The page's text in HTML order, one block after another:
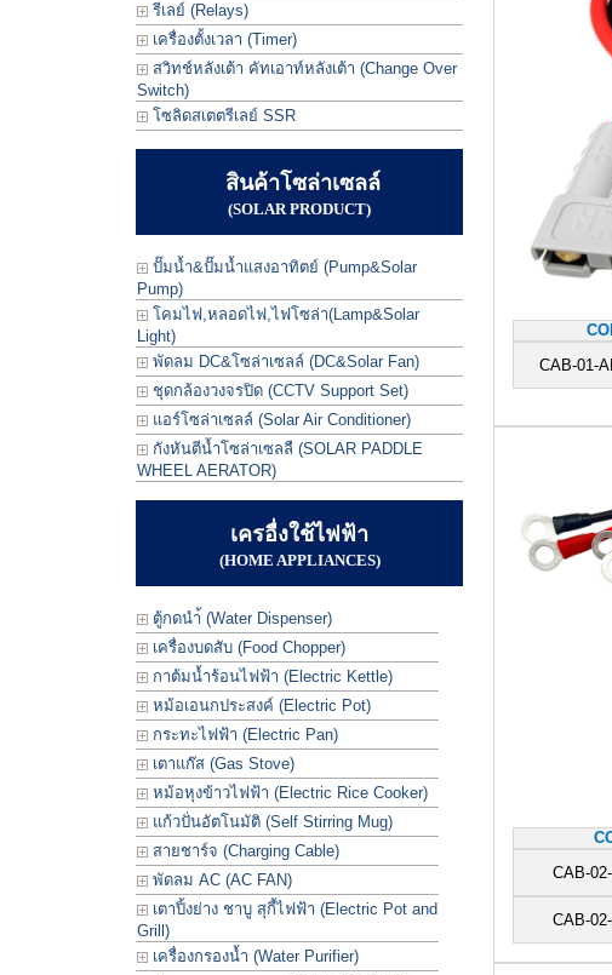
รีเลย์ (Relays)
เครื่องตั้งเวลา (Timer)
สวิทช์หลังเต้า คัทเอาท์หลังเต้า (Change Over
Switch)
โซลิดสเตตรีเลย์ SSR
สินค้าโซล่าเซลล์
(SOLAR PRODUCT)
ปั๊มน้ำ&ปั๊มน้ำแสงอาทิตย์ (Pump&Solar
Pump)
โคมไฟ,หลอดไฟ,ไฟโซล่า(Lamp&Solar
Light)
พัดลม DC&โซล่าเซลล์ (DC&Solar Fan)
ชุดกล้องวงจรปิด (CCTV Support Set)
แอร์โซล่าเซลล์ (Solar Air Conditioner)
กังหันตีน้ำโซล่าเซลลื (SOLAR PADDLE
WHEEL AERATOR)
เครอื่งใช้ไฟฟ้า
(HOME APPLIANCES)
ตู้กดนำ้ (Water Dispenser)
เครื่องบดสับ (Food Chopper)
กาต้มน้ำร้อนไฟฟ้า (Electric Kettle)
หม้อเอนกประสงค์ (Electric Pot)
กระทะไฟฟ้า (Electric Pan)
เตาแก๊ส (Gas Stove)
หม้อหุงข้าวไฟฟ้า (Electric Rice Cooker)
แก้วปั่นอัตโนมัติ (Self Stirring Mug)
สายชาร์จ (Charging Cable)
พัดลม AC (AC FAN)
เตาปิ้งย่าง ชาบู สุกี้ไฟฟ้า (Electric Pot and
Grill)
เครื่องกรองน้ำ (Water Purifier)
CAB-01-
CAB-
CAB-